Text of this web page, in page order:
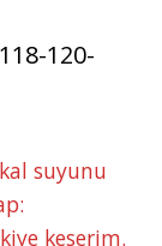
120-
suyunu
keserim.